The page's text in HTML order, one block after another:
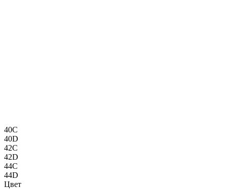
40C
40D
42C
42D
44C
44D
Цвет